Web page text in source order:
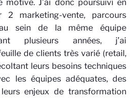
J’ai donc poursuivi en
2 marketing-vente, parcours
au sein de la même équipe
plusieurs années, j’ai
de clients très varié (retail,
leurs besoins techniques
les équipes adéquates, des
enjeux de transformation